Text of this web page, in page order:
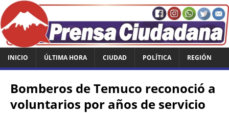
INICIO ÚLTIMA HORA CIUDAD POLÍTICA REGIÓN
Bomberos de Temuco reconoció a
voluntarios por años de servicio